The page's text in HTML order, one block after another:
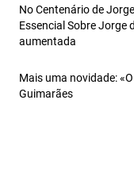
No Centenário de
Essencial Sobre Jorge
aumentada
Mais uma novidade:
Guimarães